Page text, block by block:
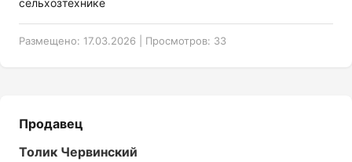
сельхозтехнике
Размещено: 17.03.2026 | Просмотров: 33
Продавец
Толик Червинский